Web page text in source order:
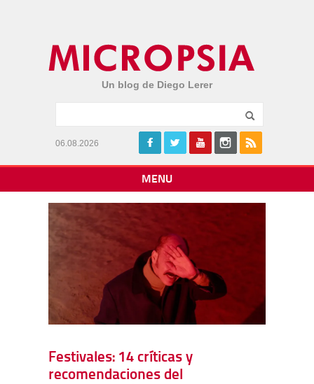
Un blog de Diego Lerer
06.08.2026
MENU
Festivales: 14 críticas y
recomendaciones del